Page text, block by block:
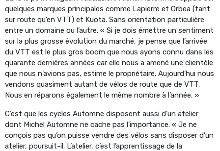
quelques marques principales comme Lapierre et Orbea (tant
sur route qu’en VTT) et Kuota. Sans orientation particulière
entre un domaine ou l’autre. « Si je dois émettre un sentiment
sur la plus grosse évolution du marché, je pense que l’arrivée
du VTT est le plus gros boom que nous ayons connu dans les
quarante dernières années car elle nous a amené une clientèle
que nous n’avions pas, estime le propriétaire. Aujourd’hui nous
vendons quasiment autant de vélos de route que de VTT.
Nous en réparons également le même nombre à l’année. »
C’est que les cycles Automne disposent aussi d’un atelier
dont Michel Automne ne cache pas l’importance. « Je ne
conçois pas qu’on puisse vendre des vélos sans disposer d’un
atelier, poursuit-il. L’atelier, c’est l’apprentissage de la